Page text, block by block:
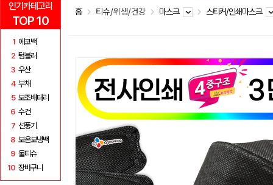
인기카테고리
TOP 10
1 에코백
2 텀블러
3 우산
4 부채
5 보조배터리
6 수건
7 선풍기
8 보온보냉백
9 물티슈
10 장바구니
홈 티슈/위생/건강 마스크 스티커/인쇄마스크